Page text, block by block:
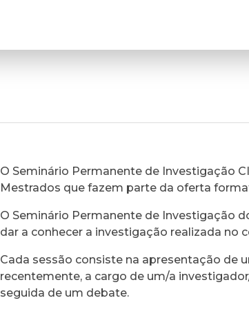
O Seminário Permanente de Investigação
Mestrados que fazem parte da oferta
O Seminário Permanente de Investigação
dar a conhecer a investigação realizada no
Cada sessão consiste na apresentação de
recentemente, a cargo de um/a
seguida de um debate.